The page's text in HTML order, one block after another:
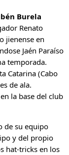
Burela
Renato
jienense en
Jaén Paraíso
temporada.
Catarina (Cabo
de ala.
la base del club
de su equipo
y del propio
hat-tricks en los